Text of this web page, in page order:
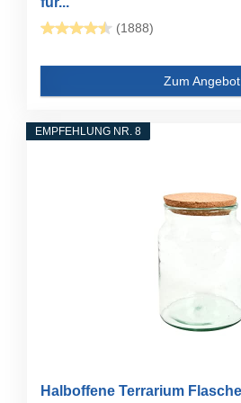
(1888)
Zum Angebot
EMPFEHLUNG NR. 8
Halboffene Terrarium